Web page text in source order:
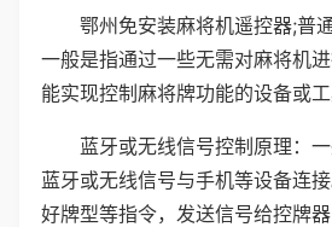
鄂州免安装麻将机遥控器;普
一般是指通过一些无需对麻将机
能实现控制麻将牌功能的设备或工
蓝牙或无线信号控制原理：
蓝牙或无线信号与手机等设备连
好牌型等指令，发送信号给控牌